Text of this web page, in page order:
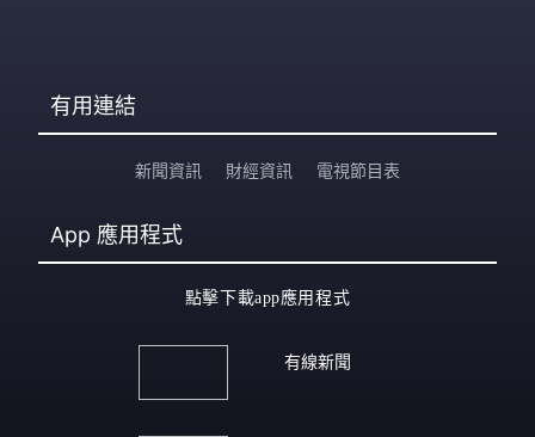
有用連結
新聞資訊 財經資訊 電視節目表
App 應用程式
點擊下載app應用程式
有線新聞